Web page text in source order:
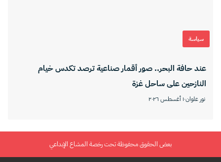
سياسة
عند حافة البحر.. صور أقمار صناعية ترصد تكدس خيام
النازحين على ساحل غزة
نور علوان١٠ أغسطس ٢٠٢٦
بعض الحقوق محفوظة تحت رخصة المشاع الإبداعي